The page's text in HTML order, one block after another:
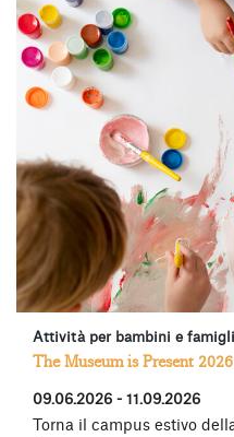
Attività per bambini e
The Museum is Present 2026
09.06.2026 - 11.09.2026
Torna il campus estivo